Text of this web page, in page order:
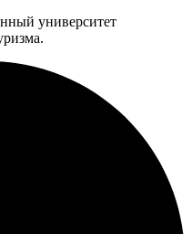
университет